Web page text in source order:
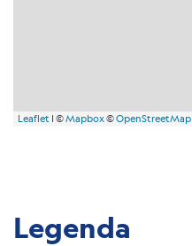
Leaflet | ©Mapbox©OpenStreetMap
Legenda